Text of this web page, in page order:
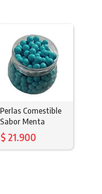
Perlas Comestible
Sabor Menta
$ 21.900